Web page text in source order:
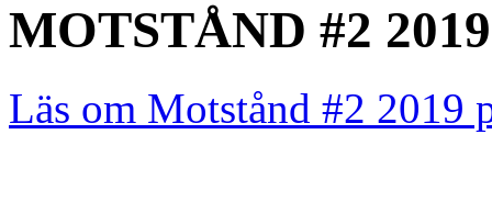
MOTSTÅND #2 2019
Läs om Motstånd #2 2019